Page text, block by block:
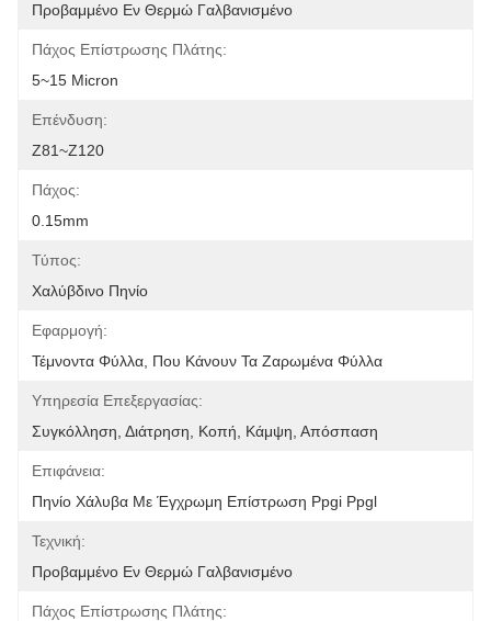
Προβαμμένο Εν Θερμώ Γαλβανισμένο
Πάχος Επίστρωσης Πλάτης:
5~15 Micron
Επένδυση:
Z81~Z120
Πάχος:
0.15mm
Τύπος:
Χαλύβδινο Πηνίο
Εφαρμογή:
Τέμνοντα Φύλλα, Που Κάνουν Τα Ζαρωμένα Φύλλα
Υπηρεσία Επεξεργασίας:
Συγκόλληση, Διάτρηση, Κοπή, Κάμψη, Απόσπαση
Επιφάνεια:
Πηνίο Χάλυβα Με Έγχρωμη Επίστρωση Ppgi Ppgl
Τεχνική:
Προβαμμένο Εν Θερμώ Γαλβανισμένο
Πάχος Επίστρωσης Πλάτης: